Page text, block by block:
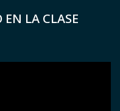
LA CLASE